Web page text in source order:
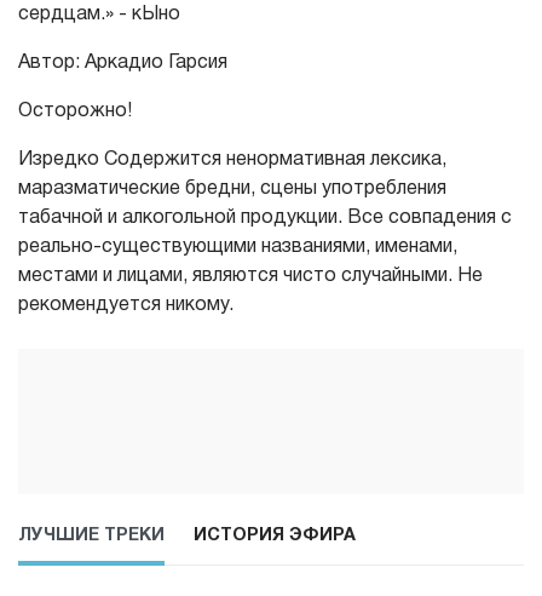
сердцам.» - кЫно
Автор: Аркадио Гарсия
Осторожно!
Изредко Содержится ненормативная лексика,
маразматические бредни, сцены употребления
табачной и алкогольной продукции. Все совпадения с
реально-существующими названиями, именами,
местами и лицами, являются чисто случайными. Не
рекомендуется никому.
ЛУЧШИЕ ТРЕКИ ИСТОРИЯ ЭФИРА